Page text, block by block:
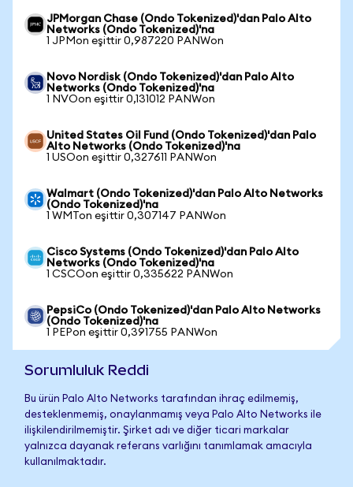
JPMorgan Chase (Ondo Tokenized)'dan Palo Alto
Networks (Ondo Tokenized)'na
1 JPMon eşittir 0,987220 PANWon
Novo Nordisk (Ondo Tokenized)'dan Palo Alto
Networks (Ondo Tokenized)'na
1 NVOon eşittir 0,131012 PANWon
United States Oil Fund (Ondo Tokenized)'dan Palo
Alto Networks (Ondo Tokenized)'na
1 USOon eşittir 0,327611 PANWon
Walmart (Ondo Tokenized)'dan Palo Alto Networks
(Ondo Tokenized)'na
1 WMTon eşittir 0,307147 PANWon
Cisco Systems (Ondo Tokenized)'dan Palo Alto
Networks (Ondo Tokenized)'na
1 CSCOon eşittir 0,335622 PANWon
PepsiCo (Ondo Tokenized)'dan Palo Alto Networks
(Ondo Tokenized)'na
1 PEPon eşittir 0,391755 PANWon
Sorumluluk Reddi
Bu ürün Palo Alto Networks tarafından ihraç edilmemiş,
desteklenmemiş, onaylanmamış veya Palo Alto Networks ile
ilişkilendirilmemiştir. Şirket adı ve diğer ticari markalar
yalnızca dayanak referans varlığını tanımlamak amacıyla
kullanılmaktadır.